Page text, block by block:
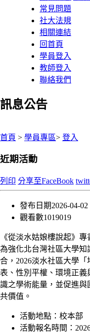
常見問題
社大法規
相關連結
回首頁
學員登入
教師登入
聯絡我們
訊息公告
首頁 > 學員專區> 登入
近期活動
列印 分享至FaceBook
發布日期2026-04-02
觀看數1019019
《從淡水姑娘樓說起》
為強化北台灣社區大學
合，2026淡水社區大學
表、性別平權、環境正義
識之學術能量，並促進
共價值。
活動地點： 校本部
活動報名時間：